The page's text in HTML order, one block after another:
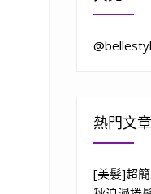
熱門文
[美髮]超